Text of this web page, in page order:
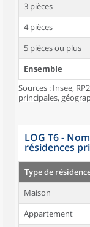
3 pièces
4 pièces
5 pièces ou plus
Ensemble
Sources : Insee,
principales,
LOG T6 -
résidences
Type de
Maison
Appartement